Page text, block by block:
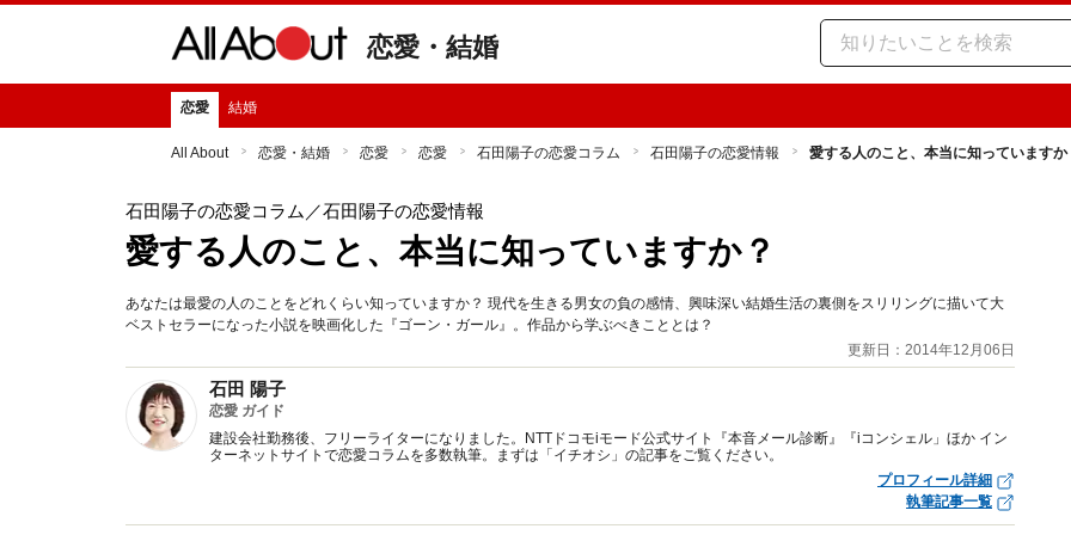
恋愛・結婚
恋愛 結婚
All About 恋愛・結婚 恋愛 恋愛 石田陽子の恋愛コラム 石田陽子の恋愛情報 愛する人のこと、本当に知っていますか
石田陽子の恋愛コラム ／石田陽子の恋愛情報
愛する人のこと、本当に知っていますか？
あなたは最愛の人のことをどれくらい知っていますか？ 現代を生きる男女の負の感情、興味深い結婚生活の裏側をスリリングに描いて大
ベストセラーになった小説を映画化した『ゴーン・ガール』。作品から学ぶべきこととは？
更新日：2014年12月06日
石田 陽子
恋愛 ガイド
建設会社勤務後、フリーライターになりました。NTTドコモiモード公式サイト『本音メール診断』『iコンシェル」ほか イン
ターネットサイトで恋愛コラムを多数執筆。まずは「イチオシ」の記事をご覧ください。
プロフィール詳細
執筆記事一覧